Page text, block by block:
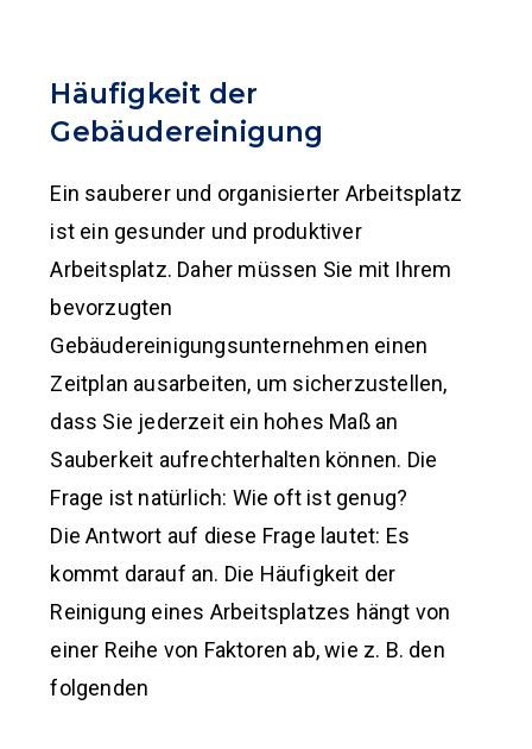
Häufigkeit der
Gebäudereinigung
Ein sauberer und organisierter Arbeitsplatz
ist ein gesunder und produktiver
Arbeitsplatz. Daher müssen Sie mit Ihrem
bevorzugten
Gebäudereinigungsunternehmen einen
Zeitplan ausarbeiten, um sicherzustellen,
dass Sie jederzeit ein hohes Maß an
Sauberkeit aufrechterhalten können. Die
Frage ist natürlich: Wie oft ist genug?
Die Antwort auf diese Frage lautet: Es
kommt darauf an. Die Häufigkeit der
Reinigung eines Arbeitsplatzes hängt von
einer Reihe von Faktoren ab, wie z. B. den
folgenden